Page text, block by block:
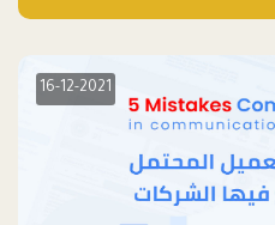
الجريء وممثلي المؤسسات
16-12-2021